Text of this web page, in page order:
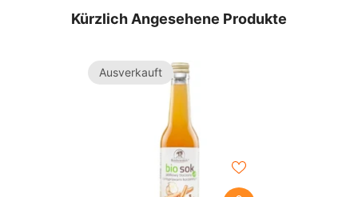
Kürzlich Angesehene Produkte
Ausverkauft